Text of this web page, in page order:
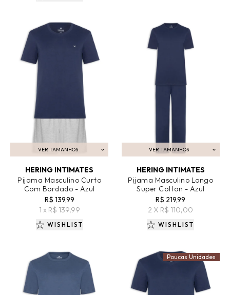
VER TAMANHOS
ADICIONAR AO CARRINHO
HERING INTIMATES
Pijama Masculino Curto
Com Bordado - Azul
R$ 139,99
1 x R$ 139,99
WISHLIST
VER TAMANHOS
ADICIONAR AO CARRINHO
HERING INTIMATES
Pijama Masculino Longo
Super Cotton - Azul
R$ 219,99
2 X R$ 110,00
WISHLIST
Poucas Unidades